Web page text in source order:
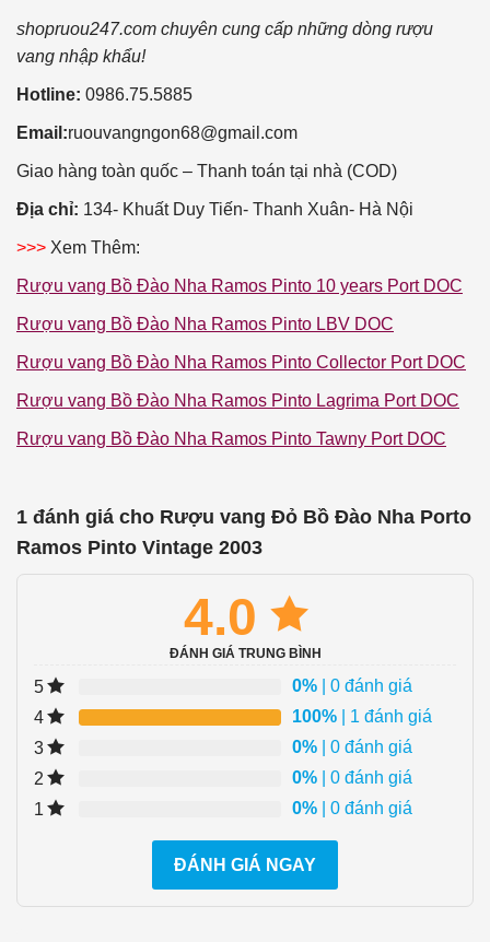
shopruou247.com chuyên cung cấp những dòng rượu
vang nhập khẩu!
Hotline: 0986.75.5885
Email:ruouvangngon68@gmail.com
Giao hàng toàn quốc – Thanh toán tại nhà (COD)
Địa chỉ: 134- Khuất Duy Tiến- Thanh Xuân- Hà Nội
>>> Xem Thêm:
Rượu vang Bồ Đào Nha Ramos Pinto 10 years Port DOC
Rượu vang Bồ Đào Nha Ramos Pinto LBV DOC
Rượu vang Bồ Đào Nha Ramos Pinto Collector Port DOC
Rượu vang Bồ Đào Nha Ramos Pinto Lagrima Port DOC
Rượu vang Bồ Đào Nha Ramos Pinto Tawny Port DOC
1 đánh giá cho Rượu vang Đỏ Bồ Đào Nha Porto
Ramos Pinto Vintage 2003
4.0
ĐÁNH GIÁ TRUNG BÌNH
5 0% | 0 đánh giá
4
100% | 1 đánh giá
3
0% | 0 đánh giá
2
0% | 0 đánh giá
1
0% | 0 đánh giá
ĐÁNH GIÁ NGAY